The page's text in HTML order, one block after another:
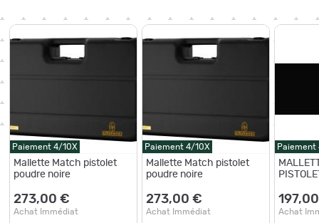
Paiement 4/10X
Mallette Match pistolet
poudre noire
273,00 €
Achat Immédiat
Paiement 4/10X
Mallette Match pistolet
poudre noire
273,00 €
Achat Immédiat
Paiement
Achat